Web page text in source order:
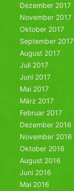
Dezember 2017
November 2017
Oktober 2017
September 2017
August 2017
Juli 2017
Juni 2017
Mai 2017
März 2017
Februar 2017
Dezember 2016
November 2016
Oktober 2016
August 2016
Juni 2016
Mai 2016